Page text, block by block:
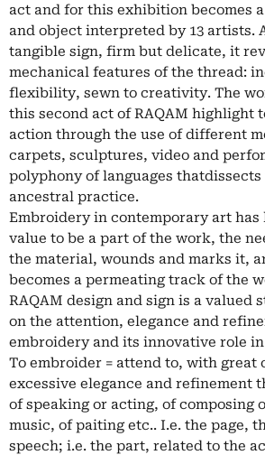
act and for this exhibition becomes
and object interpreted by 13 artists.
tangible sign, firm but delicate, it
mechanical features of the thread:
flexibility, sewn to creativity. The
this second act of RAQAM highlight
action through the use of different
carpets, sculptures, video and
polyphony of languages thatdissects
ancestral practice.
Embroidery in contemporary art
value to be a part of the work, the
the material, wounds and marks it,
becomes a permeating track of the
RAQAM design and sign is a valued
on the attention, elegance and
embroidery and its innovative role
To embroider = attend to, with great
excessive elegance and refinement
of speaking or acting, of composing
music, of paiting etc.. I.e. the page,
speech; i.e. the part, related to the